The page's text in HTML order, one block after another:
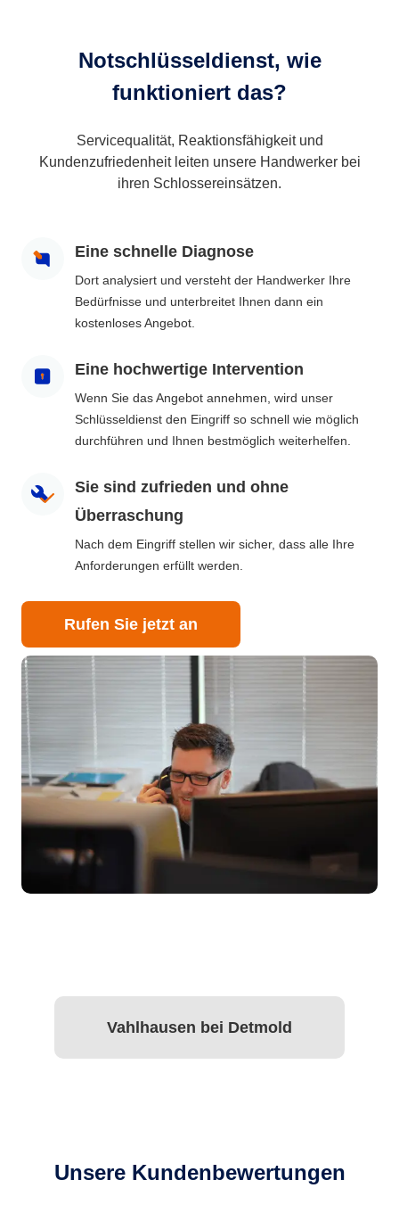
Notschlüsseldienst, wie
funktioniert das?
Servicequalität, Reaktionsfähigkeit und
Kundenzufriedenheit leiten unsere Handwerker bei
ihren Schlossereinsätzen.
Eine schnelle Diagnose
Dort analysiert und versteht der Handwerker Ihre
Bedürfnisse und unterbreitet Ihnen dann ein
kostenloses Angebot.
Eine hochwertige Intervention
Wenn Sie das Angebot annehmen, wird unser
Schlüsseldienst den Eingriff so schnell wie möglich
durchführen und Ihnen bestmöglich weiterhelfen.
Sie sind zufrieden und ohne
Überraschung
Nach dem Eingriff stellen wir sicher, dass alle Ihre
Anforderungen erfüllt werden.
Rufen Sie jetzt an
Vahlhausen bei Detmold
Unsere Kundenbewertungen